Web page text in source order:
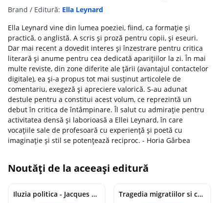
Brand / Editură: Ella Leynard
Ella Leynard vine din lumea poeziei, fiind, ca formație și
practică, o anglistă. A scris și proză pentru copii, și eseuri.
Dar mai recent a dovedit interes și înzestrare pentru critica
literară și anume pentru cea dedicată aparițiilor la zi. În mai
multe reviste, din zone diferite ale țării (avantajul contactelor
digitale), ea și-a propus tot mai susținut articolele de
comentariu, exegeză și apreciere valorică. S-au adunat
destule pentru a constitui acest volum, ce reprezintă un
debut în critica de întâmpinare. Îl salut cu admirație pentru
activitatea densă și laborioasă a Ellei Leynard, în care
vocațiile sale de profesoară cu experiență și poetă cu
imaginație și stil se potențează reciproc. - Horia Gârbea
Noutăți de la aceeași editură
Iluzia politica - Jacques Ellul
Tragedia migratiilor si caderea imperiilor. Sfantul Augustin si noi - Chantal Delsol